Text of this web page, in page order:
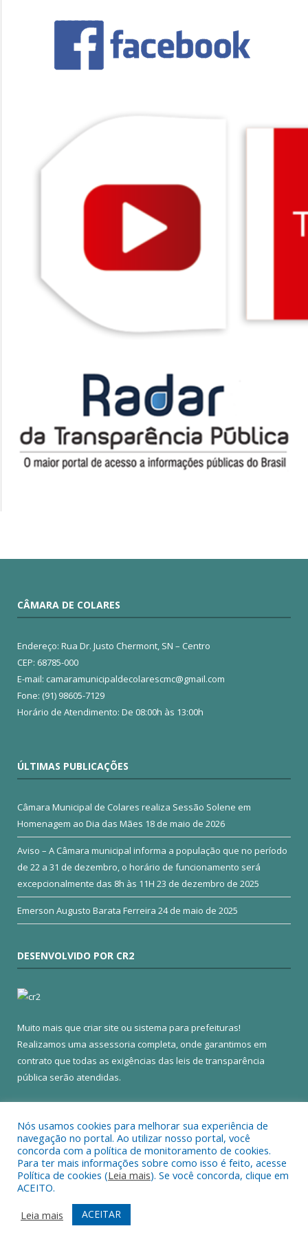
CÂMARA DE COLARES
Endereço: Rua Dr. Justo Chermont, SN – Centro
CEP: 68785-000
E-mail: camaramunicipaldecolarescmc@gmail.com
Fone: (91) 98605-7129
Horário de Atendimento: De 08:00h às 13:00h
ÚLTIMAS PUBLICAÇÕES
Câmara Municipal de Colares realiza Sessão Solene em
Homenagem ao Dia das Mães 18 de maio de 2026
Aviso – A Câmara municipal informa a população que no período
de 22 a 31 de dezembro, o horário de funcionamento será
excepcionalmente das 8h às 11H 23 de dezembro de 2025
Emerson Augusto Barata Ferreira 24 de maio de 2025
DESENVOLVIDO POR CR2
Muito mais que criar site ou sistema para prefeituras!
Realizamos uma assessoria completa, onde garantimos em
contrato que todas as exigências das leis de transparência
pública serão atendidas.
Todos os direitos reservados a Câmara Municipal de Colares.
Mapa do Site
Acessar Área Administrativa
Acessar Webmail
Nós usamos cookies para melhorar sua experiência de
navegação no portal. Ao utilizar nosso portal, você
concorda com a política de monitoramento de cookies.
Para ter mais informações sobre como isso é feito, acesse
Política de cookies (Leia mais). Se você concorda, clique em
ACEITO.
Leia mais
ACEITAR